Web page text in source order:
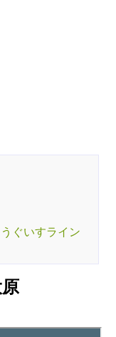
ぐいすライン